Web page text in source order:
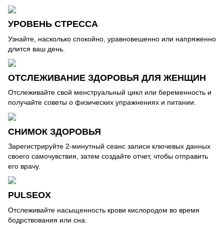
УРОВЕНЬ СТРЕССА
Узнайте, насколько спокойно, уравновешенно или напряженно
длится ваш день.
ОТСЛЕЖИВАНИЕ ЗДОРОВЬЯ ДЛЯ ЖЕНЩИН
Отслеживайте свой менструальный цикл или беременность и
получайте советы о физических упражнениях и питании.
СНИМОК ЗДОРОВЬЯ
Зарегистрируйте 2-минутный сеанс записи ключевых данных
своего самочувствия, затем создайте отчет, чтобы отправить
его врачу.
PULSEOX
Отслеживайте насыщенность крови кислородом во время
бодрствования или сна.